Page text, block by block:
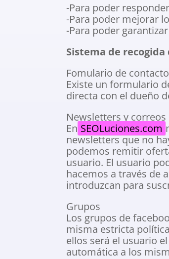
-Para poder
-Para poder mejorar
-Para poder
Sistema de recogida
Fomulario de contacto
Existe un formulario
directa con el dueño
Newsletters y correos
En SEOLuciones.com
newsletters que no
podemos remitir
usuario. El usuario
hacemos a través de
introduzcan para
Grupos
Los grupos de
misma estricta
ellos será el usuario
automática a los